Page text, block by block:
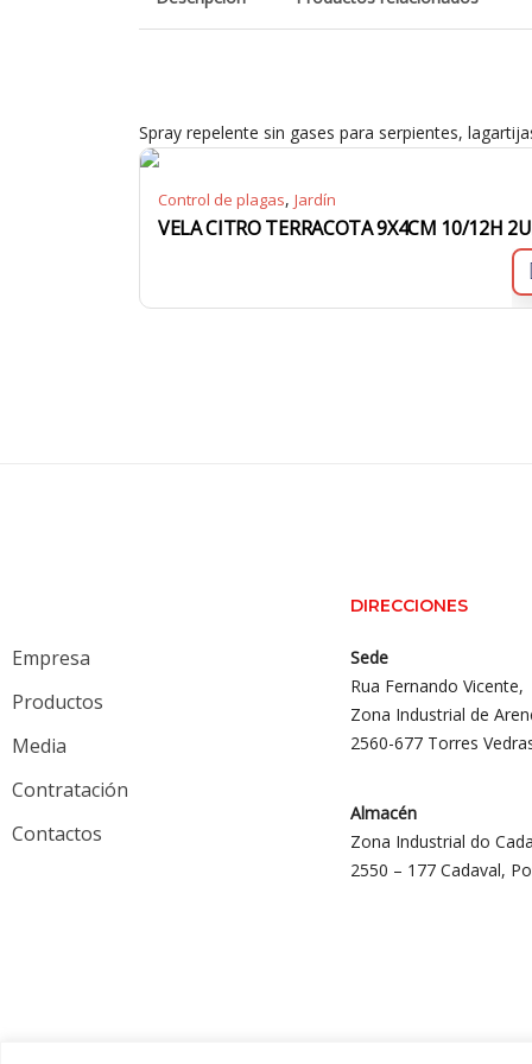
Spray repelente sin gases para serpientes,
Control de plagas, Jardín
VELA CITRO TERRACOTA 9X4CM 10/12H
Empresa
Productos
Media
Contratación
Contactos
DIRECCIONES
Sede
Rua Fernando Vicente,
Zona Industrial de
2560-677 Torres
Almacén
Zona Industrial do
2550 – 177 Cadaval,